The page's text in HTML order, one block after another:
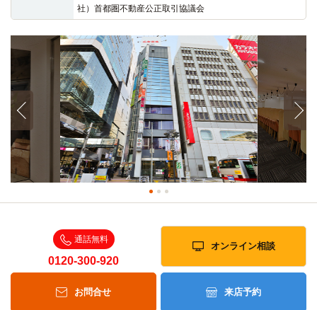
社）首都圏不動産公正取引協議会
通話無料
0120-300-920
オンライン相談
お問合せ 来店予約